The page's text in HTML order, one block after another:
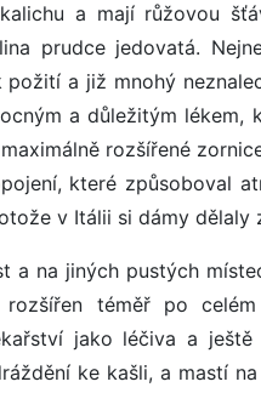
a mají růžovou
prudce jedovatá.
a již mnohý
a důležitým
rozšířené
které způsoboval
v Itálii si dámy dělaly
a na jiných pustých
téměř po
jako léčiva a
ke kašli, a mastí